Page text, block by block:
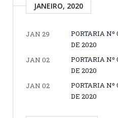
JANEIRO, 2020
JAN 29
PORTARIA Nº
DE 2020
JAN 02
PORTARIA Nº
DE 2020
JAN 02
PORTARIA Nº
DE 2020